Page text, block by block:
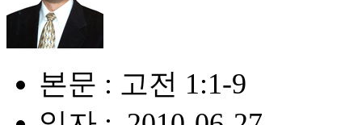
본문 : 고전 1:1-9